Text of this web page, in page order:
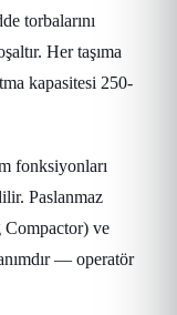
torbalarını
Her taşıma
kapasitesi 250-
fonksiyonları
Paslanmaz
Compactor) ve
— operatör